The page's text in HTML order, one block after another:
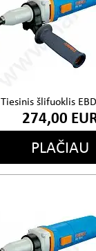
Tiesinis šlifuoklis
274,00
PLAČIAU